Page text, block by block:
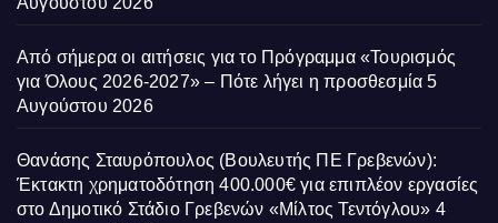
Από σήμερα οι αιτήσεις για το Πρόγραμμα «Τουρισμός
για Όλους 2026-2027» – Πότε λήγει η προσθεσμία 5
Αυγούστου 2026
Θανάσης Σταυρόπουλος (Βουλευτής ΠΕ Γρεβενών):
Έκτακτη χρηματοδότηση 400.000€ για επιπλέον εργασίες
στο Δημοτικό Στάδιο Γρεβενών «Μίλτος Τεντόγλου» 4